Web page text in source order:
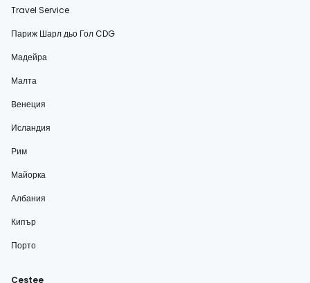
Travel Service
Париж Шарл дьо Гол CDG
Мадейра
Малта
Венеция
Исландия
Рим
Майорка
Албания
Кипър
Порто
Cestee